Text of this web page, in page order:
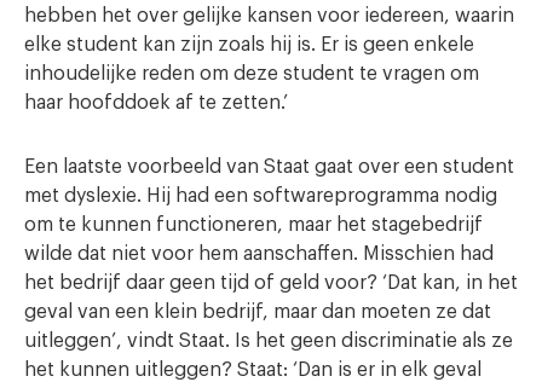
hebben het over gelijke kansen voor iedereen, waarin
elke student kan zijn zoals hij is. Er is geen enkele
inhoudelijke reden om deze student te vragen om
haar hoofddoek af te zetten.’
Een laatste voorbeeld van Staat gaat over een student
met dyslexie. Hij had een softwareprogramma nodig
om te kunnen functioneren, maar het stagebedrijf
wilde dat niet voor hem aanschaffen. Misschien had
het bedrijf daar geen tijd of geld voor? ‘Dat kan, in het
geval van een klein bedrijf, maar dan moeten ze dat
uitleggen’, vindt Staat. Is het geen discriminatie als ze
het kunnen uitleggen? Staat: ‘Dan is er in elk geval